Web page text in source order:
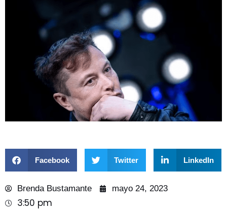
Facebook Twitter LinkedIn
Brenda Bustamante mayo 24, 2023
3:50 pm